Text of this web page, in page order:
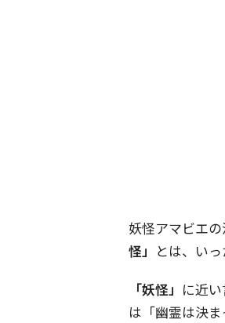
妖怪アマビエ
怪」 とは、い
「妖怪」 に近
は「幽霊は決